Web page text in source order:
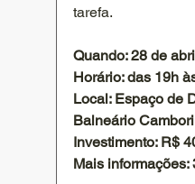
tarefa.
Quando: 28 de
Horário: das 19h
Local: Espaço de
Balneário
Investimento: R$
Mais informações: